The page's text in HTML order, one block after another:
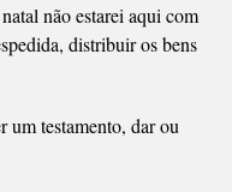
não estarei aqui com
distribuir os bens
um testamento, dar ou